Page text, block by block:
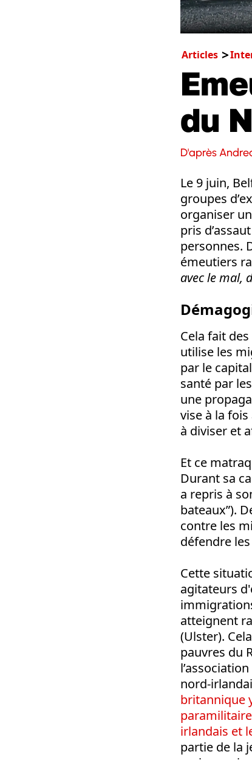
Articles
du
D'après
Le 9 juin,
groupes
organiser
pris
personnes.
émeutiers
avec le mal,
Cela fait
utilise les
par le
santé par
une
vise à la
à diviser et
Et ce
Durant sa
a repris à
bateaux”).
contre les
défendre
Cette
agitateurs
atteignent
(Ulster).
pauvres du
nord-
britannique
irlandais et
partie de la